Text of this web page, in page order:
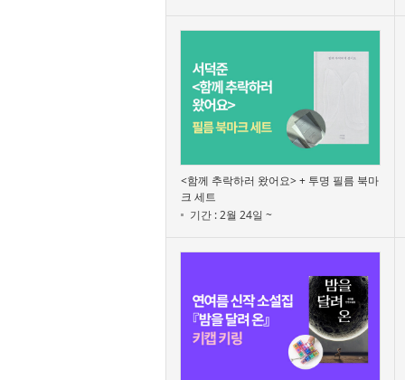
<함께 추락하러 왔어요> + 투명 필름 북마
크 세트
기간 : 2월 24일 ~